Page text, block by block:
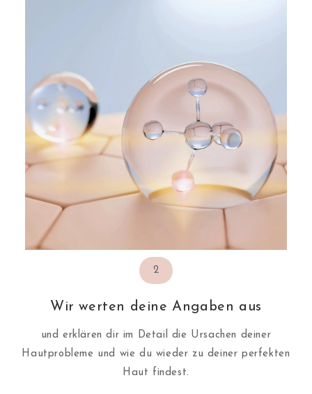
2
Wir werten deine Angaben aus
und erklären dir im Detail die Ursachen deiner
Hautprobleme und wie du wieder zu deiner perfekten
Haut findest.